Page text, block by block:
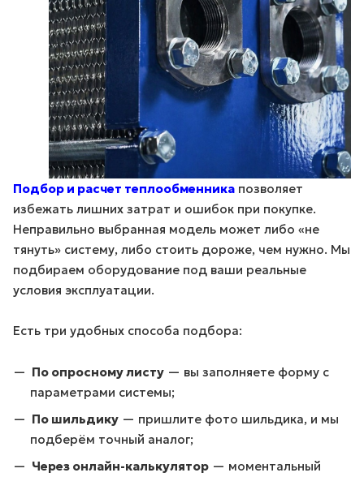
Подбор и расчет теплообменника позволяет
избежать лишних затрат и ошибок при покупке.
Неправильно выбранная модель может либо «не
тянуть» систему, либо стоить дороже, чем нужно. Мы
подбираем оборудование под ваши реальные
условия эксплуатации.
Есть три удобных способа подбора:
По опросному листу — вы заполняете форму с
параметрами системы;
По шильдику — пришлите фото шильдика, и мы
подберём точный аналог;
Через онлайн-калькулятор — моментальный